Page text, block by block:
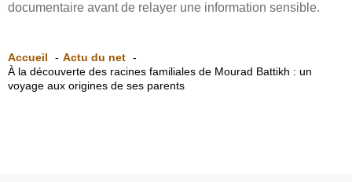
documentaire avant de relayer une information sensible.
Accueil
Actu du net
À la découverte des racines familiales de Mourad Battikh : un
voyage aux origines de ses parents